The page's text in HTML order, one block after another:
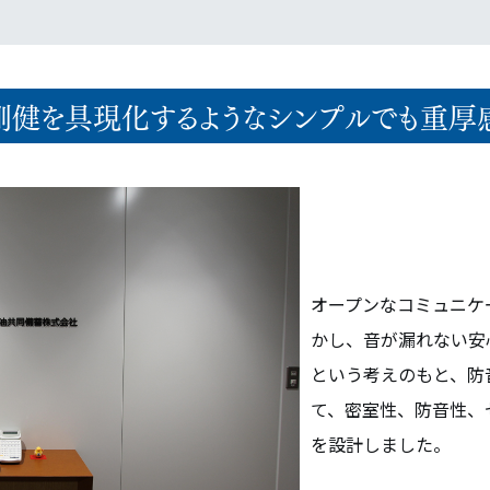
健を具現化するようなシンプルでも重
オープンなコミュニ
かし、音が漏れない
という考えのもと、
て、密室性、防音性
を設計しました。